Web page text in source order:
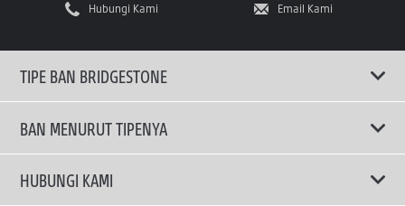
Hubungi Kami Email Kami
TIPE BAN BRIDGESTONE
BAN MENURUT TIPENYA
Ban ENLITEN
HUBUNGI KAMI